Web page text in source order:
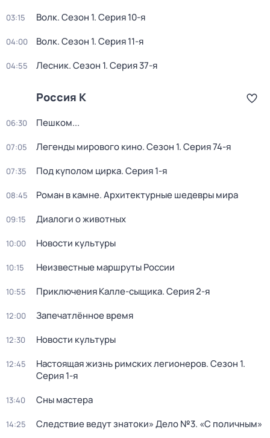
03:15 Волк. Сезон 1. Серия 10-я
04:00 Волк. Сезон 1. Серия 11-я
04:55 Лесник. Сезон 1. Серия 37-я
Россия К
06:30 Пешком...
07:05 Легенды мирового кино. Сезон 1. Серия 74-я
07:35 Под куполом цирка. Серия 1-я
08:45 Роман в камне. Архитектурные шедевры мира
09:15 Диалоги о животных
10:00 Новости культуры
10:15 Неизвестные маршруты России
10:55 Приключения Калле-сыщика. Серия 2-я
12:00 Запечатлённое время
12:30 Новости культуры
12:45 Настоящая жизнь римских легионеров. Сезон 1.
Серия 1-я
13:40 Сны мастера
14:25 Следствие ведут знатоки» Дело №3. «С поличным»